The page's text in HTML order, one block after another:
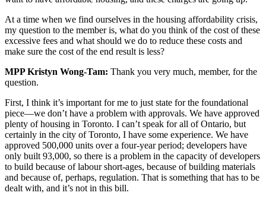
At a time when we find ourselves in the housing affordability crisis,
my question to the member is, what do you think of the cost of these
excessive fees and what should we do to reduce these costs and
make sure the cost of the end result is less?
MPP Kristyn Wong-Tam: Thank you very much, member, for the
question.
First, I think it’s important for me to just state for the foundational
piece—we don’t have a problem with approvals. We have approved
plenty of housing in Toronto. I can’t speak for all of Ontario, but
certainly in the city of Toronto, I have some experience. We have
approved 500,000 units over a four-year period; developers have
only built 93,000, so there is a problem in the capacity of developers
to build because of labour short-ages, because of building materials
and because of, perhaps, regulation. That is something that has to be
dealt with, and it’s not in this bill.